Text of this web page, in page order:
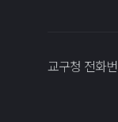
교구청 전화